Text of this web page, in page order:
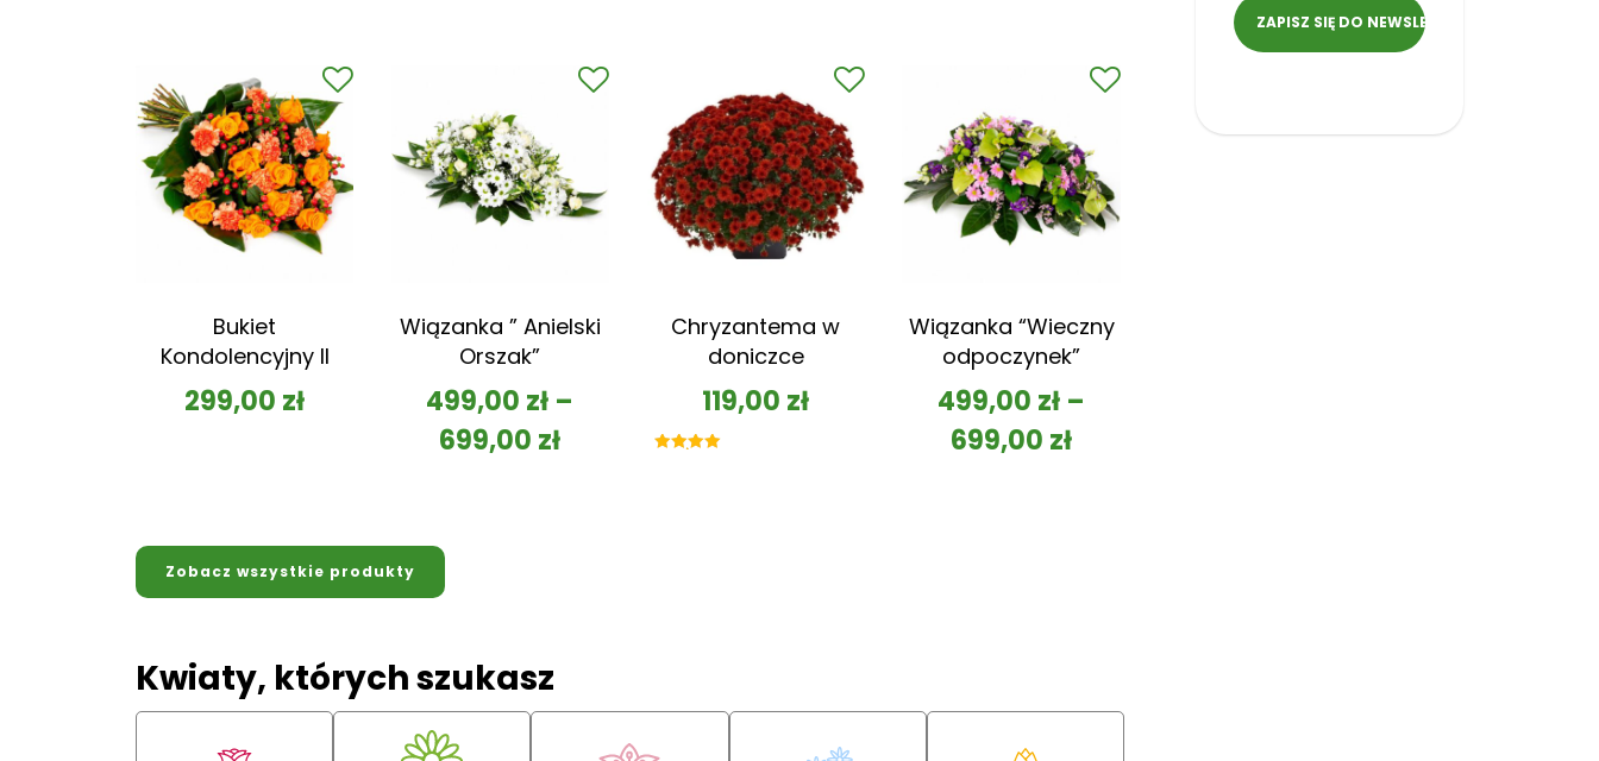
Bukiet
Kondolencyjny II
299,00 zł
Wiązanka ” Anielski
Orszak”
499,00 zł –
699,00 zł
Chryzantema w
doniczce
119,00 zł
Wiązanka “Wieczny
odpoczynek”
499,00 zł –
699,00 zł
Zobacz wszystkie produkty
Kwiaty, których szukasz